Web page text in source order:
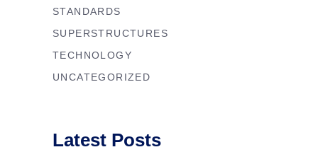
STANDARDS
SUPERSTRUCTURES
TECHNOLOGY
UNCATEGORIZED
Latest Posts